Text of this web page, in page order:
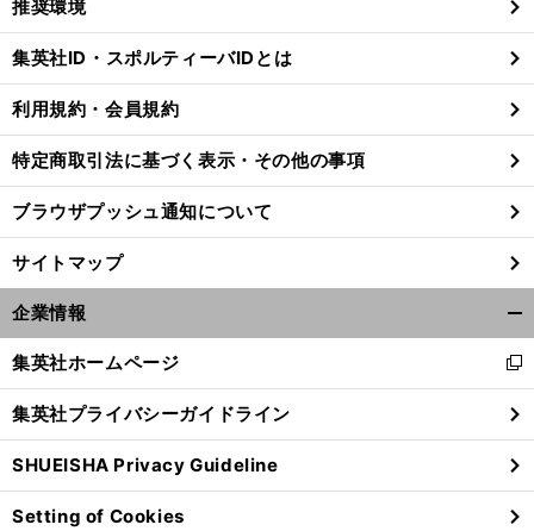
閉
る
推奨環境
集英社ID・スポルティーバIDとは
利用規約・会員規約
特定商取引法に基づく表示・その他の事項
ブラウザプッシュ通知について
サイトマップ
企業情報
閉
る
集英社ホームページ
新
し
い
ウ
ィ
ン
ド
集英社プライバシーガイドライン
SHUEISHA Privacy Guideline
Setting of Cookies